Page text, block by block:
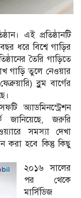
এই প্রতিষ্ঠানটি
ধরে বিশ্বে গাড়ির
তৈরি গাড়িতে
গাড়ি তুলে নেওয়ার
ব্লুম বার্গের
অ্যাডমিনস্ট্রেশন
জানিয়েছে, জরুরি
সমস্যা দেখা
করা হবে কিন্তু কিছু
২০১৬ সালের
পর থেকে
মার্সিডিজ